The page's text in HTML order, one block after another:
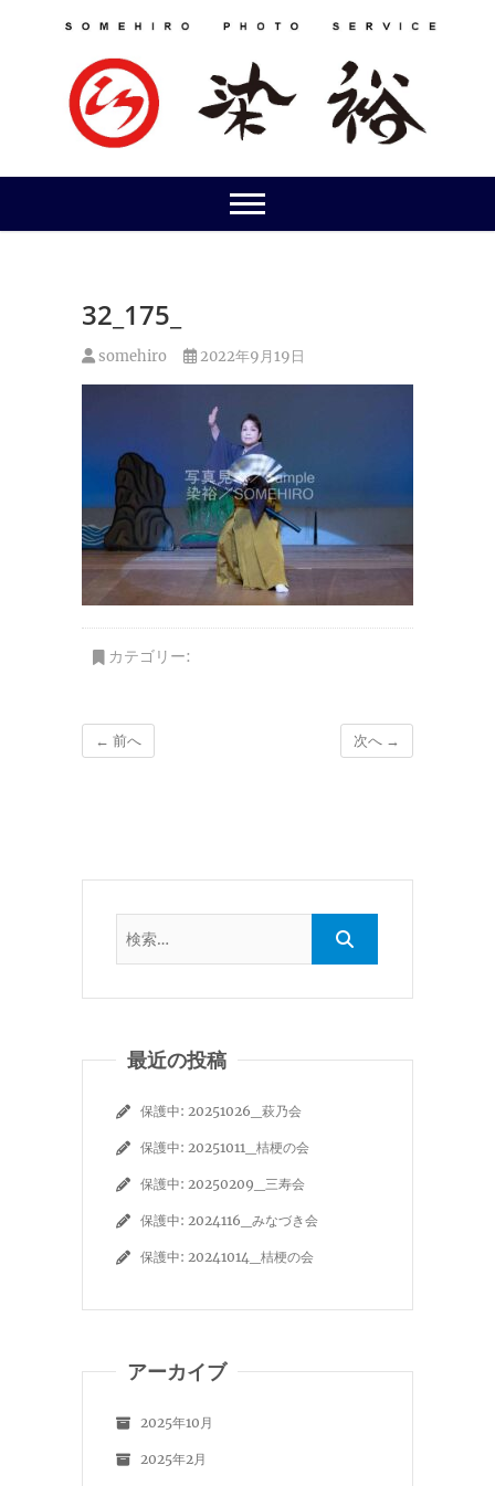
32_175_
somehiro 2022年9月19日
カテゴリー:
← 前へ 次へ →
最近の投稿
保護中: 20251026_萩乃会
保護中: 20251011_桔梗の会
保護中: 20250209_三寿会
保護中: 2024116_みなづき会
保護中: 20241014_桔梗の会
アーカイブ
2025年10月
2025年2月